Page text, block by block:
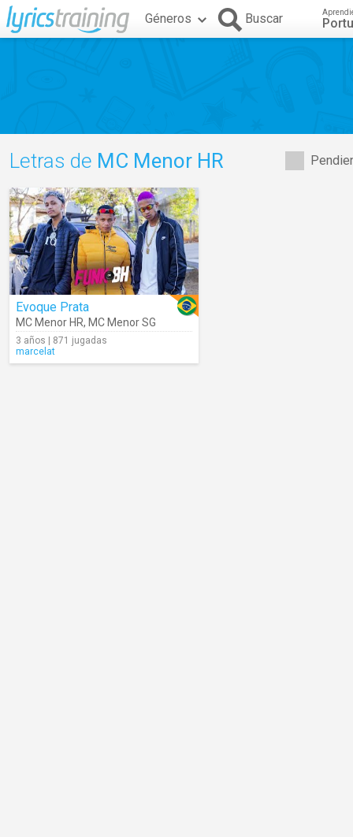
Géneros Buscar
Letras de MC Menor HR
Evoque Prata
MC Menor HR, MC Menor SG
3 años | 871 jugadas
marcelat